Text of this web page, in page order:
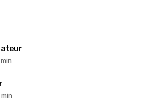
and artists who lead
the person behind the
to grow by gaining insights
of experts, this is the podcast